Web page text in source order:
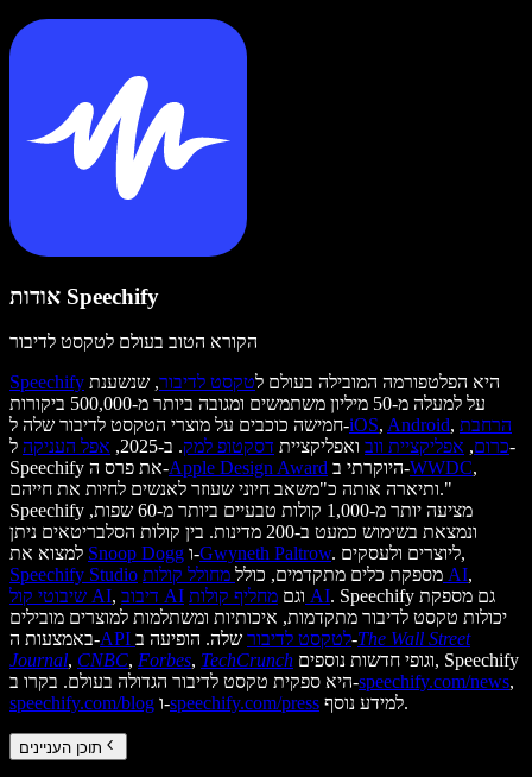
אודות Speechify
הקורא הטוב בעולם לטקסט לדיבור
Speechify
היא הפלטפורמה המובילה בעולם לטקסט לדיבור, שנשענת
על למעלה מ-50 מיליון משתמשים ומגובה ביותר מ-500,000 ביקורות
חמישה כוכבים על מוצרי הטקסט לדיבור שלה ל-iOS, Android, הרחבת
כרום, אפליקציית ווב ואפליקציית דסקטופ למק. ב-2025, אפל העניקה ל-
Speechify את פרס ה-Apple Design Award היוקרתי ב-WWDC,
ותיארה אותה כ"משאב חיוני שעוזר לאנשים לחיות את חייהם."
Speechify מציעה יותר מ-1,000 קולות טבעיים ביותר מ-60 שפות,
ונמצאת בשימוש כמעט ב-200 מדינות. בין קולות הסלבריטאים ניתן
Snoop Dogg ו-Gwyneth Paltrow
. ליוצרים ולעסקים,
Speechify Studio
מספקת כלים מתקדמים, כולל מחולל קולות AI,
שיבוטי קול AI, דיבוב AI וגם מחליף קולות AI. Speechify גם מספקת
יכולות טקסט לדיבור מתקדמות, איכותיות ומשתלמות למוצרים מובילים
באמצעות ה-
API לטקסט לדיבורשלה. הופיעה ב-The Wall Street
Journal, CNBC, Forbes, TechCrunch
היא ספקית טקסט לדיבור הגדולה בעולם. בקרו ב-speechify.com/news,
speechify.com/blog ו-speechify.com/press למידע נוסף.
תוכן העניינים